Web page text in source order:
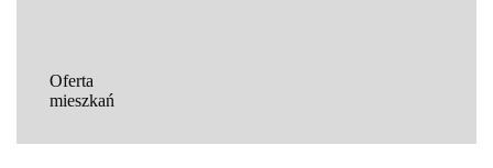
Oferta
mieszkań